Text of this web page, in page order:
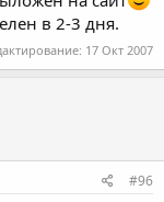
в 2-3 дня.
17 Окт 2007
#96